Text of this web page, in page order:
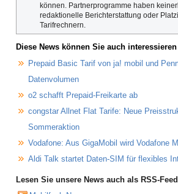
können. Partnerprogramme haben
redaktionelle Berichterstattung oder
Tarifrechnern.
Diese News können Sie auch interessieren
Prepaid Basic Tarif von ja! mobil und
Datenvolumen
o2 schafft Prepaid-Freikarte ab
congstar Allnet Flat Tarife: Neue
Sommeraktion
Vodafone: Aus GigaMobil wird Vodafone
Aldi Talk startet Daten-SIM für flexibles
Lesen Sie unsere News auch als RSS-Feed